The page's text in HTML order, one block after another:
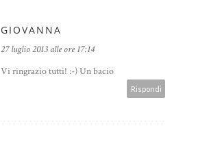
GIOVANNA
27 luglio 2013 alle ore 17:14
Vi ringrazio tutti! :-) Un bacio
Rispondi